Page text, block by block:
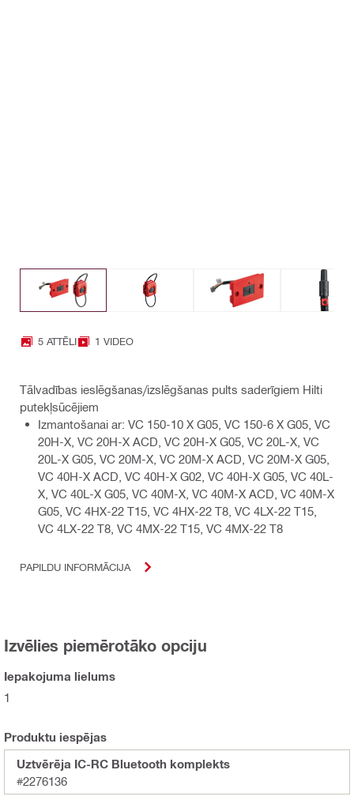
5 ATTĒLI 1 VIDEO
Tālvadības ieslēgšanas/izslēgšanas pults saderīgiem Hilti
putekļsūcējiem
Izmantošanai ar: VC 150-10 X G05, VC 150-6 X G05, VC
20H-X, VC 20H-X ACD, VC 20H-X G05, VC 20L-X, VC
20L-X G05, VC 20M-X, VC 20M-X ACD, VC 20M-X G05,
VC 40H-X ACD, VC 40H-X G02, VC 40H-X G05, VC 40L-
X, VC 40L-X G05, VC 40M-X, VC 40M-X ACD, VC 40M-X
G05, VC 4HX-22 T15, VC 4HX-22 T8, VC 4LX-22 T15,
VC 4LX-22 T8, VC 4MX-22 T15, VC 4MX-22 T8
PAPILDU INFORMĀCIJA
Izvēlies piemērotāko opciju
Iepakojuma lielums
1
Produktu iespējas
Uztvērēja IC-RC Bluetooth komplekts
#2276136